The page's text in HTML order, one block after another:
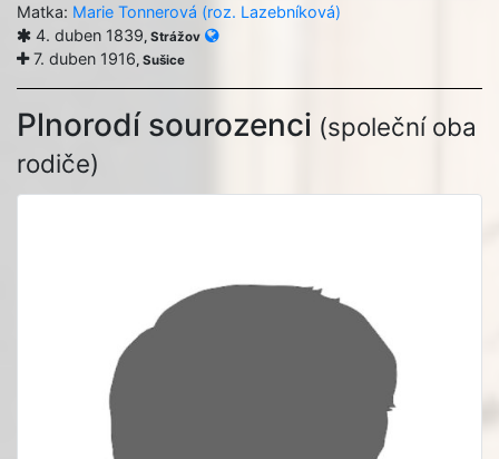
Matka: Marie Tonnerová (roz. Lazebníková)
4. duben 1839 , Strážov
7. duben 1916 , Sušice
Plnorodí sourozenci (společní oba
rodiče)